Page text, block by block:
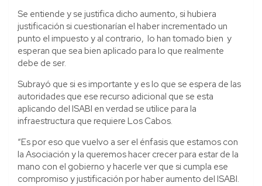
Se entiende y se justifica dicho aumento, si hubiera
justificación si cuestionarían el haber incrementado un
punto el impuesto y al contrario, lo han tomado bien y
esperan que sea bien aplicado para lo que realmente
debe de ser.
Subrayó que si es importante y es lo que se espera de las
autoridades que ese recurso adicional que se esta
aplicando del ISABI en verdad se utilice para la
infraestructura que requiere Los Cabos.
“Es por eso que vuelvo a ser el énfasis que estamos con
la Asociación y la queremos hacer crecer para estar de la
mano con el gobierno y hacerle ver que si cumpla ese
compromiso y justificación por haber aumento del ISABI.